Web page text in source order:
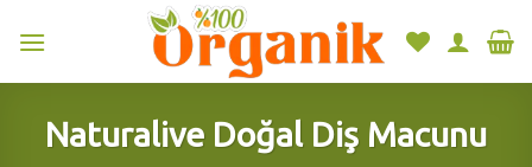
Naturalive Doğal Diş Macunu